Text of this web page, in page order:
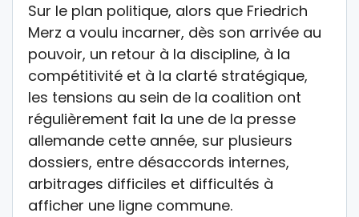
Sur le plan politique, alors que Friedrich
Merz a voulu incarner, dès son arrivée au
pouvoir, un retour à la discipline, à la
compétitivité et à la clarté stratégique,
les tensions au sein de la coalition ont
régulièrement fait la une de la presse
allemande cette année, sur plusieurs
dossiers, entre désaccords internes,
arbitrages difficiles et difficultés à
afficher une ligne commune.